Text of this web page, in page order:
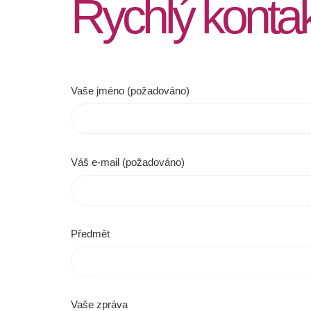
Rychlý
Vaše jméno (požadováno)
Váš e-mail (požadováno)
Předmět
Vaše zpráva